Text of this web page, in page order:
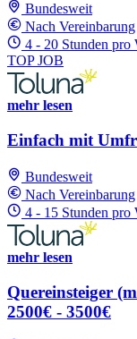
Bundesweit
Nach Vereinbarung
4 - 20 Stunden pro
TOP JOB
mehr lesen
Einfach mit
Bundesweit
Nach Vereinbarung
4 - 15 Stunden pro
mehr lesen
Quereinsteiger
2500€ - 3500€